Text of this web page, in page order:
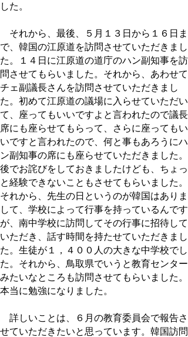
した。
それから、最後、５月１３日から１６日ま
で、韓国の江原道を訪問させていただきまし
た。１４日に江原道の道庁のハン副知事を訪
問させてもらいました。それから、あわせて
チェ副議長さんを訪問させていただきまし
た。初めて江原道の議場に入らせていただい
て、座ってもいいですよと言われたので議長
席にも座らせてもらって、さらに座ってもい
いですと言われたので、何と事もあろうにハ
ン副知事の席にも座らせていただきました。
後でお詫びをしておきましたけども、ちょっ
と経験できないこともさせてもらいました。
それから、先生の日というのが韓国はありま
して、学校によって行事を持っているんです
が、南中学校に訪問してその行事に招待して
いただき、話す時間を持たせていただきまし
た。生徒が１，４００人の大きな中学校でし
た。それから、鳥取県でいうと教育センター
みたいなところも訪問させてもらいました。
本当に勉強になりました。
詳しいことは、６月の教育委員会で報告さ
せていただきたいと思っています。韓国訪問